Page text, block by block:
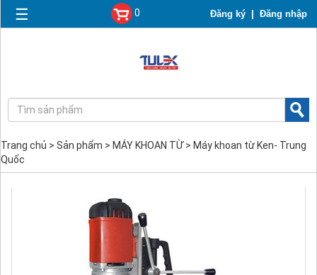
☰ Đăng ký| Đăng nhập
0
Trang chủ > Sản phẩm > MÁY KHOAN TỪ> Máy khoan từ Ken- Trung
Quốc